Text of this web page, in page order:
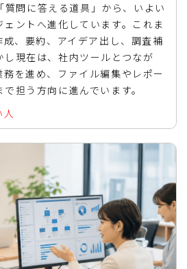
質問に答える道具」から、いよい
ントへ進化しています。これま
、要約、アイデア出し、調査補
現在は、社内ツールとつなが
を進め、ファイル編集やレポー
担う方向に進んでいます。
人